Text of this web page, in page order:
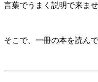
言葉でうまく説明で来ませ
そこで、一冊の本を読ん